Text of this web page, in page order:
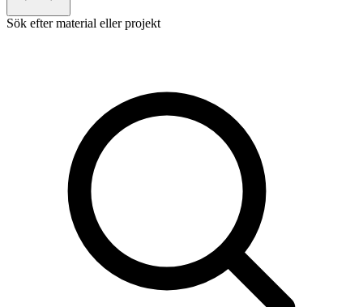
Sök efter material eller projekt